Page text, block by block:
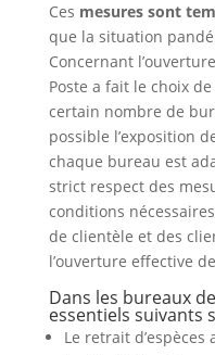
Ces mesures sont
que la situation
Concernant
Poste a fait le choix
certain nombre de
possible l’exposition
chaque bureau est
strict respect des
conditions
de clientèle et des
l’ouverture effective
Dans les bureaux
essentiels suivants
Le retrait